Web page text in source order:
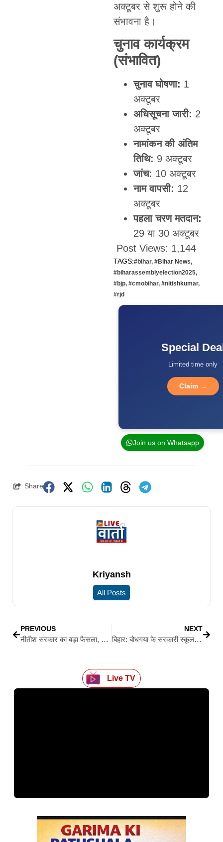
अक्टूबर से शुरू होने की
संभावना है।
चुनाव कार्यक्रम
(संभावित)
चुनाव घोषणा: 1
अक्टूबर
अधिसूचना जारी: 2
अक्टूबर
नामांकन की अंतिम
तिथि: 9 अक्टूबर
जांच: 10 अक्टूबर
नाम वापसी: 12
अक्टूबर
पहला चरण मतदान:
29 या 30 अक्टूबर
Post Views: 1,144
TAGS:#bihar, #Bihar News,
#biharassemblyelection2025,
#bjp, #cmobihar, #nitishkumar,
#rjd
Special
Limited time only
Claim →
Join us on Whatsapp
Share
Kriyansh
All Posts
PREVIOUS
नीतीश सरकार का बड़ा फैसला, OBC कन्या आवासीय विद्यालयों में शिक्षकों की बेटियों को मिलेगी फ्री शिक्षा
NEXT
बिहार: बोधगया के सरकारी स्कूल में मिड डे मील छोड़कर मंदिर के भंडारे में भोजन कर रहे बच्चे, घटिया खाने की शिकायत
Live TV